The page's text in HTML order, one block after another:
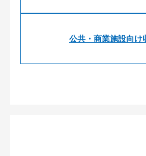
公共・商業施設向け